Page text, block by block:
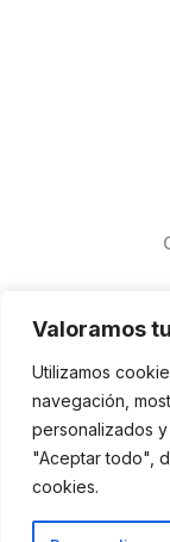
Valoramos
Utilizamos
navegación,
personalizados
"Aceptar todo",
cookies.